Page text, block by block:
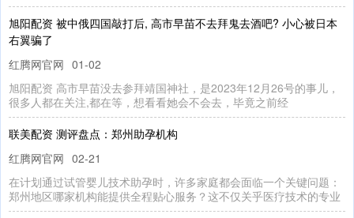
旭阳配资 被中俄四国敲打后, 高市早苗不去拜鬼去酒吧? 小心被日本
右翼骗了
红腾网官网 01-02
旭阳配资 高市早苗没去参拜靖国神社，是2023年12月26号的事儿，
很多人都在关注,都在等，想看看她会不会去，毕竟之前经
联美配资 测评盘点：郑州助孕机构
红腾网官网 02-21
在计划通过试管婴儿技术助孕时，许多家庭都会面临一个关键问题：
郑州地区哪家机构能提供全程贴心服务？这不仅关乎医疗技术的专业